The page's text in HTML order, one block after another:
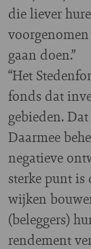
die liever
gaan doen.”
“Het
fonds dat
gebieden.
Daarmee
negatieve
sterke punt is
wijken
(beleggers)
rendement